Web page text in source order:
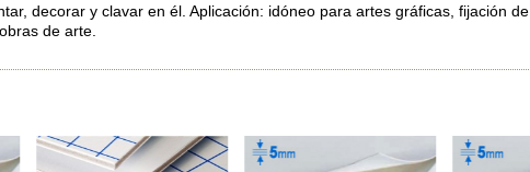
decorar y clavar en él. Aplicación: idóneo para artes gráficas, fijación de
de arte.